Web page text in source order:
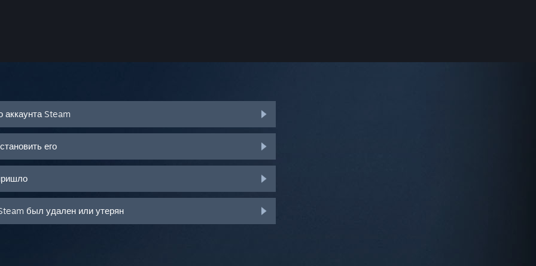
Steam
его
был удален или утерян